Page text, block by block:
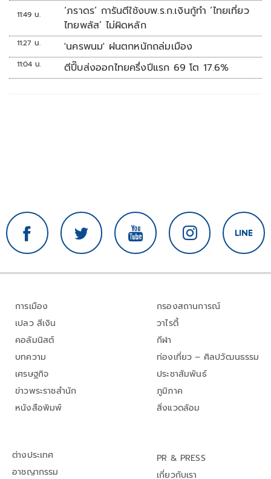
11:49 น.
‘ภราดร’ การันตีใช้งบพ.ร.ก.เงินกู้ทำ ‘ไทยเที่ยว
ไทยพลัส’ ไม่ผิดหลัก
11:27 น. 'นครพนม' ฝนตกหนักถล่มเมือง
11:04 น. ตีปี๊บส่งออกไทยครึ่งปีแรก 69 โต 17.6%
การเมือง
เปลว สีเงิน
คอลัมนิสต์
บทความ
เศรษฐกิจ
ข่าวพระราชสำนัก
หนังสือพิมพ์
กรองสถานการณ์
วาไรตี้
กีฬา
ท่องเที่ยว – ศิลปวัฒนธรรม
ประชาสัมพันธ์
ภูมิภาค
สิ่งแวดล้อม
ต่างประเทศ
อาชญากรรม
PR & PRESS
เกี่ยวกับเรา